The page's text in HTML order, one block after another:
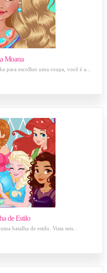
Moana
para escolher uma roupa, você é a...
de Estilo
batalha de estilo. Vista seis...